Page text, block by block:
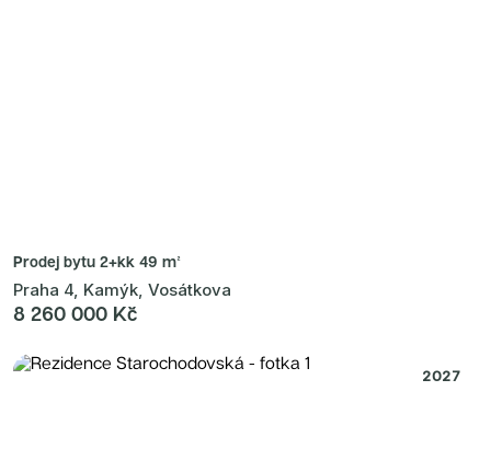
Prodej bytu 2+kk 49 m²
Praha 4, Kamýk, Vosátkova
8 260 000 Kč
2027